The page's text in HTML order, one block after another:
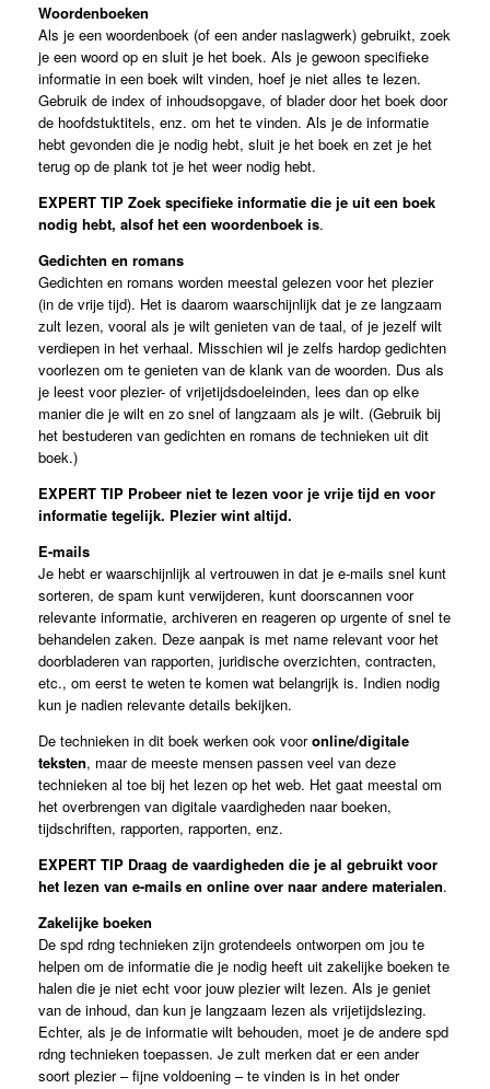
Woordenboeken
Als je een woordenboek (of een ander naslagwerk) gebruikt, zoek
je een woord op en sluit je het boek. Als je gewoon specifieke
informatie in een boek wilt vinden, hoef je niet alles te lezen.
Gebruik de index of inhoudsopgave, of blader door het boek door
de hoofdstuktitels, enz. om het te vinden. Als je de informatie
hebt gevonden die je nodig hebt, sluit je het boek en zet je het
terug op de plank tot je het weer nodig hebt.
EXPERT TIP Zoek specifieke informatie die je uit een boek
nodig hebt, alsof het een woordenboek is.
Gedichten en romans
Gedichten en romans worden meestal gelezen voor het plezier
(in de vrije tijd). Het is daarom waarschijnlijk dat je ze langzaam
zult lezen, vooral als je wilt genieten van de taal, of je jezelf wilt
verdiepen in het verhaal. Misschien wil je zelfs hardop gedichten
voorlezen om te genieten van de klank van de woorden. Dus als
je leest voor plezier- of vrijetijdsdoeleinden, lees dan op elke
manier die je wilt en zo snel of langzaam als je wilt. (Gebruik bij
het bestuderen van gedichten en romans de technieken uit dit
boek.)
EXPERT TIP Probeer niet te lezen voor je vrije tijd en voor
informatie tegelijk. Plezier wint altijd.
E-mails
Je hebt er waarschijnlijk al vertrouwen in dat je e-mails snel kunt
sorteren, de spam kunt verwijderen, kunt doorscannen voor
relevante informatie, archiveren en reageren op urgente of snel te
behandelen zaken. Deze aanpak is met name relevant voor het
doorbladeren van rapporten, juridische overzichten, contracten,
etc., om eerst te weten te komen wat belangrijk is. Indien nodig
kun je nadien relevante details bekijken.
De technieken in dit boek werken ook vooronline/digitale
teksten, maar de meeste mensen passen veel van deze
technieken al toe bij het lezen op het web. Het gaat meestal om
het overbrengen van digitale vaardigheden naar boeken,
tijdschriften, rapporten, rapporten, enz.
EXPERT TIP Draag de vaardigheden die je al gebruikt voor
het lezen van e-mails en online over naar andere materialen.
Zakelijke boeken
De spd rdng technieken zijn grotendeels ontworpen om jou te
helpen om de informatie die je nodig heeft uit zakelijke boeken te
halen die je niet echt voor jouw plezier wilt lezen. Als je geniet
van de inhoud, dan kun je langzaam lezen als vrijetijdslezing.
Echter, als je de informatie wilt behouden, moet je de andere spd
rdng technieken toepassen. Je zult merken dat er een ander
soort plezier – fijne voldoening – te vinden is in het onder